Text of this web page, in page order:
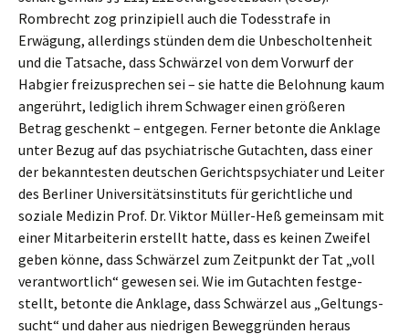
Rombrecht zog prinzi­pi­ell auch die Todes­stra­fe in
Erwägung, aller­dings stünden dem die Unbeschol­ten­heit
und die Tatsa­che, dass Schwär­zel von dem Vorwurf der
Habgier freizu­spre­chen sei – sie hatte die Beloh­nung kaum
angerührt, ledig­lich ihrem Schwa­ger einen größe­ren
Betrag geschenkt – entge­gen. Ferner beton­te die Ankla­ge
unter Bezug auf das psych­ia­tri­sche Gutach­ten, dass einer
der bekann­tes­ten deutschen Gerichts­psych­ia­ter und Leiter
des Berli­ner Univer­si­täts­in­sti­tuts für gericht­li­che und
sozia­le Medizin Prof. Dr. Viktor Müller-Heß gemein­sam mit
einer Mitar­bei­te­rin erstellt hatte, dass es keinen Zweifel
geben könne, dass Schwär­zel zum Zeitpunkt der Tat „voll
verant­wort­lich“ gewesen sei. Wie im Gutach­ten festge­
stellt, beton­te die Ankla­ge, dass Schwär­zel aus „Geltungs­
sucht“ und daher aus niedri­gen Beweg­grün­den heraus